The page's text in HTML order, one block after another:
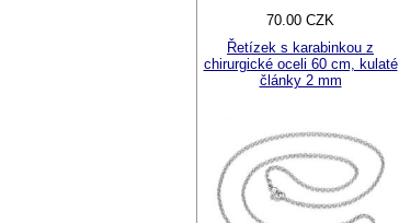
70.00 CZK
Řetízek s karabinkou z
chirurgické oceli 60 cm, kulaté
články 2 mm